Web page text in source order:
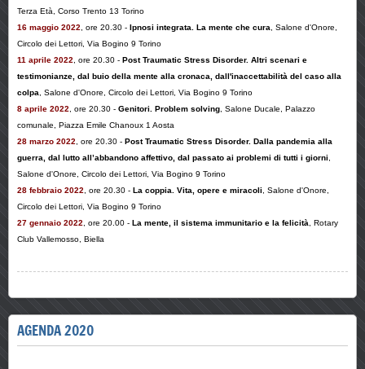
Terza Età, Corso Trento 13 Torino
16 maggio 2022 , ore 20.30 - Ipnosi integrata. La mente che cura , Salone d'Onore,
Circolo dei Lettori, Via Bogino 9 Torino
11 aprile 2022 , ore 20.30 - Post Traumatic Stress Disorder. Altri scenari e
testimonianze, dal buio della mente alla cronaca, dall'inaccettabilità del caso alla
colpa , Salone d'Onore, Circolo dei Lettori, Via Bogino 9 Torino
8 aprile 2022 , ore 20.30 - Genitori. Problem solving , Salone Ducale, Palazzo
comunale, Piazza Emile Chanoux 1 Aosta
28 marzo 2022 , ore 20.30 - Post Traumatic Stress Disorder. Dalla pandemia alla
guerra, dal lutto all’abbandono affettivo, dal passato ai problemi di tutti i giorni
Salone d'Onore, Circolo dei Lettori, Via Bogino 9 Torino
28 febbraio 2022 , ore 20.30 - La coppia. Vita, opere e miracoli , Salone d'Onore,
Circolo dei Lettori, Via Bogino 9 Torino
27 gennaio 2022 , ore 20.00 - La mente, il sistema immunitario e la felicità , Rotary
Club Vallemosso, Biella
AGENDA 2020